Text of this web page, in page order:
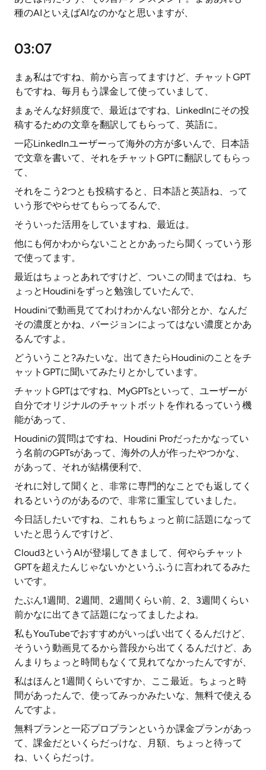
種のAIといえばAIなのかなと思いますが、
03:07
まぁ私はですね、前から言ってますけど、チャットGPT
もですね、毎月もう課金して使っていまして、
まぁそんな好頻度で、最近はですね、LinkedInにその投
稿するための文章を翻訳してもらって、英語に。
一応LinkedInユーザーって海外の方が多いんで、日本語
で文章を書いて、それをチャットGPTに翻訳してもらっ
て、
それをこう2つとも投稿すると、日本語と英語ね、って
いう形でやらせてもらってるんで、
そういった活用をしていますね、最近は。
他にも何かわからないこととかあったら聞くっていう形
で使ってます。
最近はちょっとあれですけど、ついこの間まではね、ち
ょっとHoudiniをずっと勉強していたんで、
Houdiniで動画見ててわけわかんない部分とか、なんだ
その濃度とかね、バージョンによってはない濃度とかあ
るんですよ。
どういうこと?みたいな。出てきたらHoudiniのことをチ
ャットGPTに聞いてみたりとかしています。
チャットGPTはですね、MyGPTsといって、ユーザーが
自分でオリジナルのチャットボットを作れるっていう機
能があって、
Houdiniの質問はですね、Houdini Proだったかなってい
う名前のGPTsがあって、海外の人が作ったやつかな、
があって、それが結構便利で、
それに対して聞くと、非常に専門的なことでも返してく
れるというのがあるので、非常に重宝していました。
今日話したいですね、これもちょっと前に話題になって
いたと思うんですけど、
Cloud3というAIが登場してきまして、何やらチャット
GPTを超えたんじゃないかというふうに言われてるみた
いです。
たぶん1週間、2週間、2週間くらい前、2、3週間くらい
前かなに出てきて話題になってましたよね。
私もYouTubeでおすすめがいっぱい出てくるんだけど、
そういう動画見てるから普段から出てくるんだけど、あ
んまりちょっと時間もなくて見れてなかったんですが、
私はほんと1週間くらいですか、ここ最近。ちょっと時
間があったんで、使ってみっかみたいな、無料で使える
んですよ。
無料プランと一応プロプランというか課金プランがあっ
て、課金だといくらだっけな、月額、ちょっと待って
ね、いくらだっけ。